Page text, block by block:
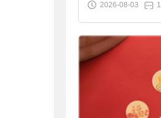
袋装9.9元到手
2026-08-03 1